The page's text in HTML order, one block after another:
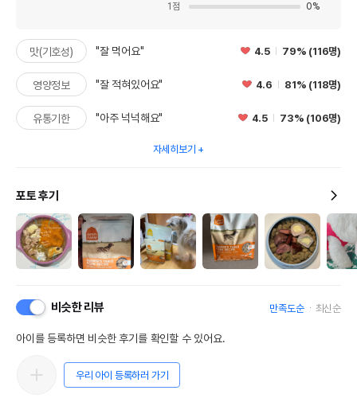
1 점 0%
맛(기호성) "잘 먹어요" 4.5 79% (116명)
영양정보 "잘 적혀있어요" 4.6 81% (118명)
유통기한 "아주 넉넉해요" 4.5 73% (106명)
자세히보기
포토 후기
비슷한 리뷰 만족도순 최신순
아이를 등록하면 비슷한 후기를 확인할 수 있어요.
우리 아이 등록하러 가기